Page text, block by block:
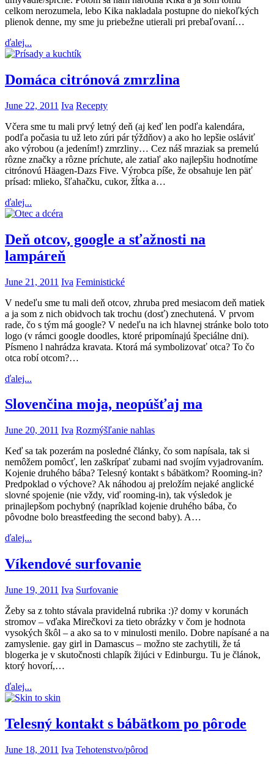
celkom nerozumela, lebo Kika nakladala postupne do niekoľkých
plienok denne, my sme ju priebežne utierali pri prebaľovaní…
ďalej...
Domáca citrónová zmrzlina
June 22, 2011 Iva Recepty
Včera sme tu mali prvý letný deň (aj keď len podľa kalendára,
podľa počasia tu už leto zúri pár týždňov) a ako ho lepšie osláviť
ako výrobou (a jedením!) zmrzliny… Cez náš mraziak sa premelú
rôzne značky a rôzne príchute, ale zatiaľ ako najlepšiu hodnotíme
citrónovú Häagen-Dazs Five. Výrobca píše, že obsahuje len päť
prísad: mlieko, šľahačku, cukor, žĺtka a…
ďalej...
Deň otcov, google a sťažnosti na
lampáreň
June 21, 2011 Iva Feministické
V nedeľu sme tu mali deň otcov, zhruba pred mesiacom deň matiek
a ja som z nich obidvoch tak trochu (dosť) znechutená. V prvom
rade, čo s tým má google? V nedeľu na ich hlavnej stránke bolo toto
logo (v rámci google doodles, ktoré pripomínajú špeciálne dni).
Písmeno l nahrádza kravata. Ktorá má symbolizovať otca? To čo
otca robí otcom?…
ďalej...
Slovenčina moja, neopúšťaj ma
June 20, 2011 Iva Rozmýšľanie nahlas
Keď sa tak pozerám na posledné články, čo som napísala, tak si
nemôžem pomôcť, len zaškrípať zubami nad svojím vyjadrovaním.
Kojenie druhého bába? Telesný kontakt s bábätkom? Rooming-in?
Predpoklad o výchove? Ak náhodou aj preložím nejaké anglické
slovné spojenie (nie vždy, viď rooming-in), tak výsledok je
prinajlepšom pochybný (napríklad kojenie druhého bába, čo
pôvodne bolo breastfeeding the second baby). A…
ďalej...
Víkendové surfovanie
June 19, 2011 Iva Surfovanie
Žeby sa z tohto stávala pravidelná rubrika :)? domy v korunách
stromov – vďaka Mirečkovi za tieto obrázky v čom je hodnota
vysokých škôl – a ako sa to v minulosti menilo. Dobre napísané a na
zamyslenie. gay girl in Damascus – možno ste zachytili, že tá
blogerka je v skutočnosti chlapík žijúci v Edinburgu. Tu je článok,
ktorý hovorí,…
ďalej...
Telesný kontakt s bábätkom po pôrode
June 18, 2011 Iva Tehotenstvo/pôrod